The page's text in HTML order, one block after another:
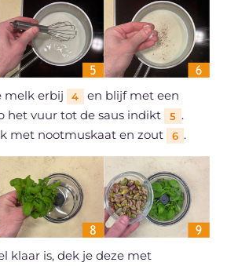
melk erbij 4
en blijf met een
het vuur tot de saus indikt
5 .
met nootmuskaat en zout
6 .
klaar is, dek je deze met